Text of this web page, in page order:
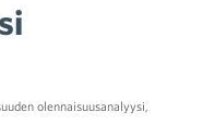
olennaisuusanalyysi,